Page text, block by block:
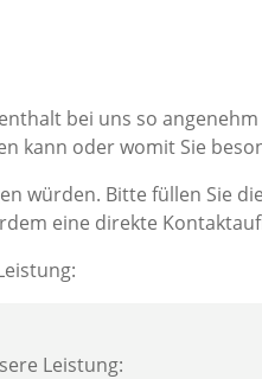
bei uns so
kann oder womit Sie
würden. Bitte füllen Sie
eine direkte
Leistung: